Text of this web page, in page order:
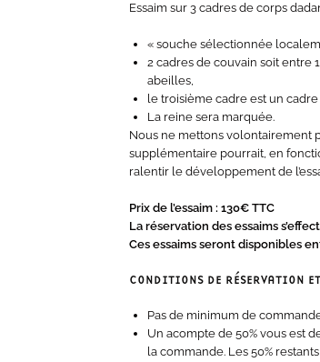
Essaim sur 3 cadres de corps
« souche sélectionnée
2 cadres de couvain soit entre
abeilles,
le troisième cadre est un
La reine sera marquée.
Nous ne mettons volontairement
supplémentaire pourrait, en
ralentir le développement de
Prix de l’essaim : 130€ TTC
La réservation des essaims
Ces essaims seront disponibles
CONDITIONS DE RÉSERVATION
Pas de minimum de
Un acompte de 50% vous est
la commande. Les 50%